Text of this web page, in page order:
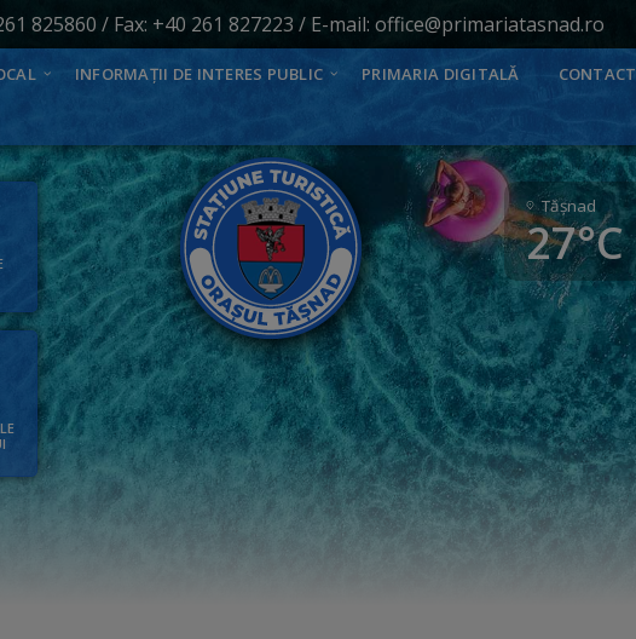
825860 / Fax: +40 261 827223 / E-mail: office@primariatasnad.ro
INFORMAȚII DE INTERES PUBLIC PRIMARIA DIGITALĂ CONTACT
Tăşnad
27°C